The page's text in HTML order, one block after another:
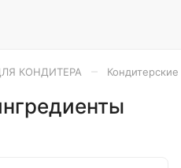
КОНДИТЕРА